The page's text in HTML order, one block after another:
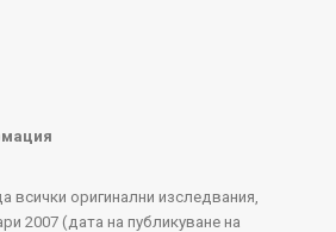
всички оригинални изследвания,
2007 (дата на публикуване на